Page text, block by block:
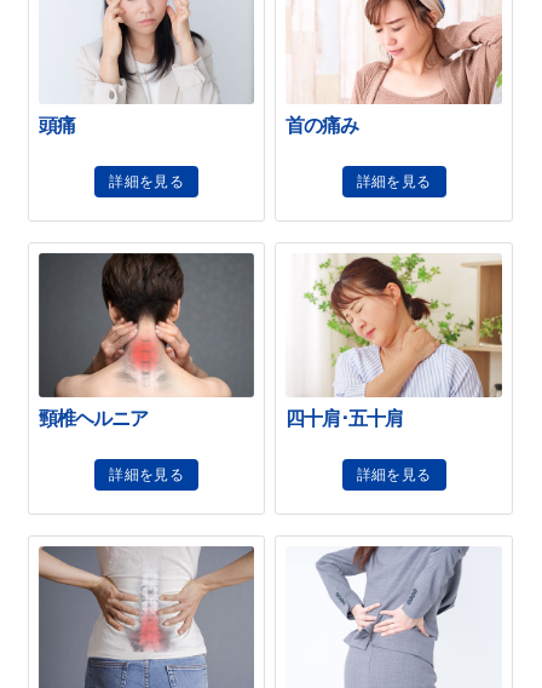
頭痛
詳細を見る
首の痛み
詳細を見る
頸椎ヘルニア
詳細を見る
四十肩･五十肩
詳細を見る